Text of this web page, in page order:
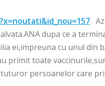
dupa ce a
ei,impreuna cu unul din
primit toate
persoanelor care